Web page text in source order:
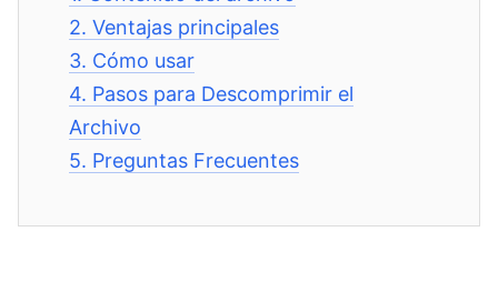
2.Ventajas principales
3. Cómo usar
4. Pasos para Descomprimir el
Archivo
5. Preguntas Frecuentes